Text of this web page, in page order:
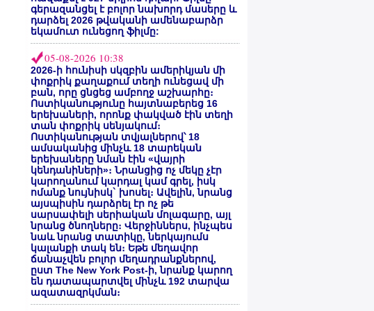
գերազանցել է բոլոր նախորդ մասերը և
դարձել 2026 թվականի ամենաբարձր
եկամուտ ունեցող ֆիլմը:
05-08-2026 10:38
2026-ի հունիսի սկզբին ամերիկյան մի
փոքրիկ քաղաքում տեղի ունեցավ մի
բան, որը ցնցեց ամբողջ աշխարհը։
Ոստիկանությունը հայտնաբերեց 16
երեխաների, որոնք փակված էին տեղի
տան փոքրիկ սենյակում։
Ոստիկանության տվյալներով՝ 18
ամսականից մինչև 18 տարեկան
երեխաները նման էին «վայրի
կենդանիների»։ Նրանցից ոչ մեկը չէր
կարողանում կարդալ կամ գրել, իսկ
ոմանք նույնիսկ` խոսել։ Ավելին, նրանց
այսպիսին դարձրել էր ոչ թե
սարսափելի սերիական մոլագարը, այլ
նրանց ծնողները։ Վերջիններս, ինչպես
նաև նրանց տատիկը, ներկայումս
կալանքի տակ են։ Եթե մեղավոր
ճանաչվեն բոլոր մեղադրանքներով,
ըստ The New York Post-ի, նրանք կարող
են դատապարտվել մինչև 192 տարվա
ազատազրկման։